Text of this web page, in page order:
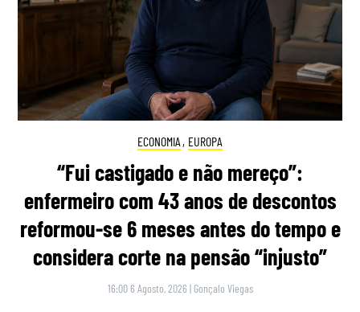
ECONOMIA , EUROPA
“Fui castigado e não mereço”:
enfermeiro com 43 anos de descontos
reformou-se 6 meses antes do tempo e
considera corte na pensão “injusto”
16:00 6 Agosto, 2026 | Gonçalo Viegas